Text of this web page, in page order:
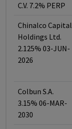
C.V. 7.2% PERP
Chinalco Capital
Holdings Ltd.
2.125% 03-JUN-
2026
Colbun S.A.
3.15% 06-MAR-
2030